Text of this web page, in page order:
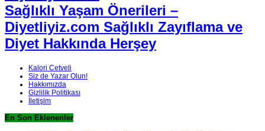
Sağlıklı Yaşam Önerileri –
Diyetliyiz.com Sağlıklı Zayıflama ve
Diyet Hakkında Herşey
Kalori Cetveli
Siz de Yazar Olun!
Hakkımızda
Gizlilik Politikası
İletişim
En Son Eklenenler